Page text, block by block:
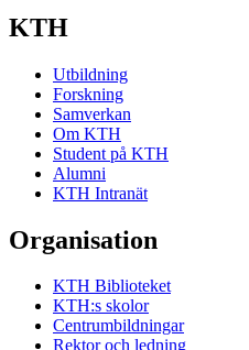
KTH
Utbildning
Forskning
Samverkan
Om KTH
Student på KTH
Alumni
KTH Intranät
Organisation
KTH Biblioteket
KTH:s skolor
Centrumbildningar
Rektor och ledning